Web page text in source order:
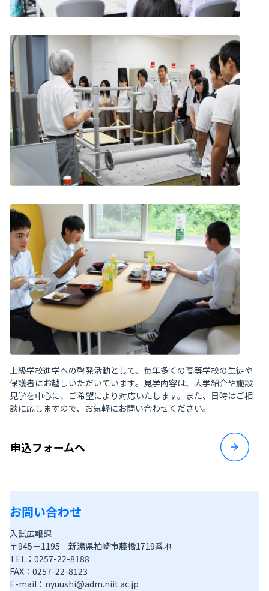
上級学校進学への啓発活動として、毎年多くの高等学校の生徒や
保護者にお越しいただいています。見学内容は、大学紹介や施設
見学を中心に、ご希望により対応いたします。また、日時はご相
談に応じますので、お気軽にお問い合わせください。
申込フォームへ
お問い合わせ
入試広報課
〒945－1195 新潟県柏崎市藤橋1719番地
TEL：0257-22-8188
FAX：0257-22-8123
E-mail：nyuushi@adm.niit.ac.jp